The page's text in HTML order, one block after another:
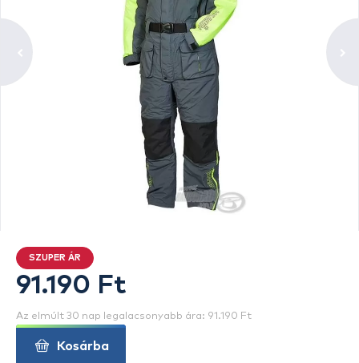
SZUPER ÁR
91.190 Ft
Az elmúlt 30 nap legalacsonyabb ára: 91.190 Ft
Kosárba